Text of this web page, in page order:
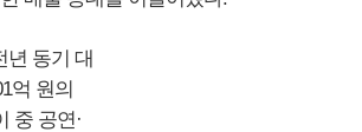
년 동기 대
억 원의
중 공연·